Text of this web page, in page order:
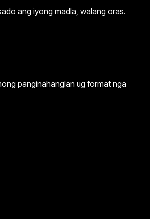
ang iyong madla, walang oras.
panginahanglan ug format nga